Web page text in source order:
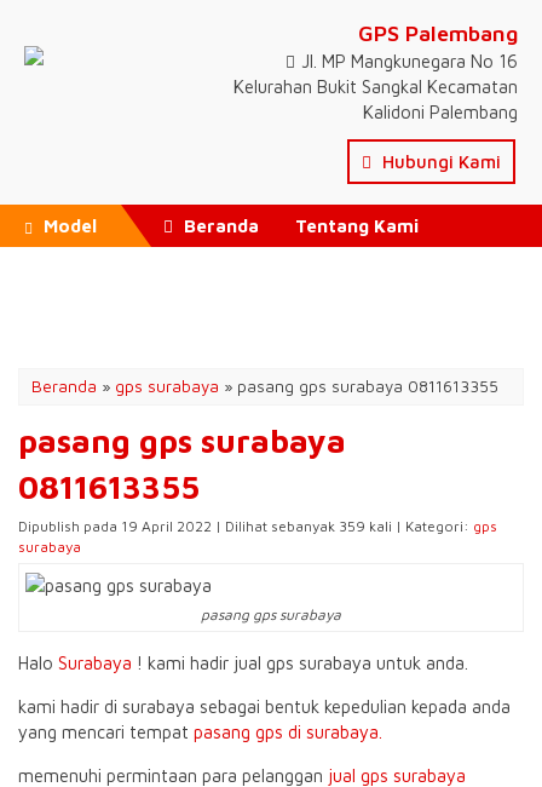
GPS Palembang
Jl. MP Mangkunegara No 16
Kelurahan Bukit Sangkal Kecamatan
Kalidoni Palembang
Hubungi Kami
Model Beranda Tentang Kami
Beranda » gps surabaya » pasang gps surabaya 0811613355
pasang gps surabaya
0811613355
Dipublish pada 19 April 2022 | Dilihat sebanyak 359 kali | Kategori: gps
surabaya
pasang gps surabaya
Halo Surabaya ! kami hadir jual gps surabaya untuk anda.
kami hadir di surabaya sebagai bentuk kepedulian kepada anda
yang mencari tempat pasang gps di surabaya.
memenuhi permintaan para pelanggan jual gps surabaya